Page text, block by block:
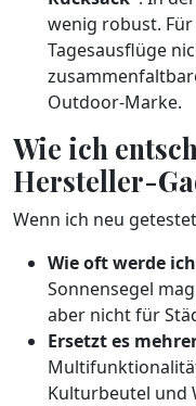
wenig robust.
Tagesausflüge
Outdoor-Marke.
Wie ich
Hersteller-
Wenn ich neu
Wie oft werde
Sonnensegel
aber nicht für
Ersetzt es
Kulturbeutel und